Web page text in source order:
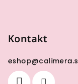
Kontakt
eshop@